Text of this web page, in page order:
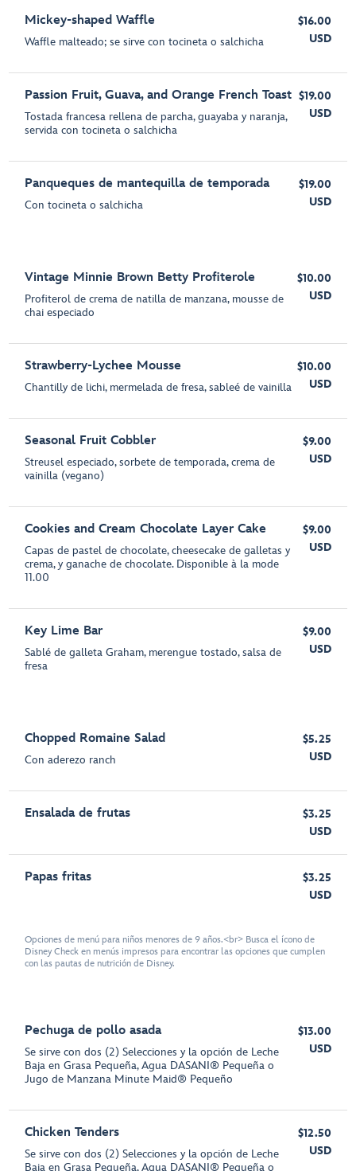
Mickey-shaped Waffle
Waffle malteado; se sirve con tocineta o salchicha
$16.00
USD
Passion Fruit, Guava, and Orange French Toast
Tostada francesa rellena de parcha, guayaba y naranja,
servida con tocineta o salchicha
$19.00
USD
Panqueques de mantequilla de temporada
Con tocineta o salchicha
$19.00
USD
Vintage Minnie Brown Betty Profiterole
Profiterol de crema de natilla de manzana, mousse de
chai especiado
$10.00
USD
Strawberry-Lychee Mousse
Chantilly de lichi, mermelada de fresa, sableé de vainilla
$10.00
USD
Seasonal Fruit Cobbler
Streusel especiado, sorbete de temporada, crema de
vainilla (vegano)
$9.00
USD
Cookies and Cream Chocolate Layer Cake
Capas de pastel de chocolate, cheesecake de galletas y
crema, y ganache de chocolate. Disponible à la mode
11.00
$9.00
USD
Key Lime Bar
Sablé de galleta Graham, merengue tostado, salsa de
fresa
$9.00
USD
Chopped Romaine Salad
Con aderezo ranch
$5.25
USD
Ensalada de frutas
$3.25
USD
Papas fritas
$3.25
USD
Opciones de menú para niños menores de 9 años.<br> Busca el ícono de
Disney Check en menús impresos para encontrar las opciones que cumplen
con las pautas de nutrición de Disney.
Pechuga de pollo asada
Se sirve con dos (2) Selecciones y la opción de Leche
Baja en Grasa Pequeña, Agua DASANI® Pequeña o
Jugo de Manzana Minute Maid® Pequeño
$13.00
USD
Chicken Tenders
Se sirve con dos (2) Selecciones y la opción de Leche
Baja en Grasa Pequeña, Agua DASANI® Pequeña o
$12.50
USD